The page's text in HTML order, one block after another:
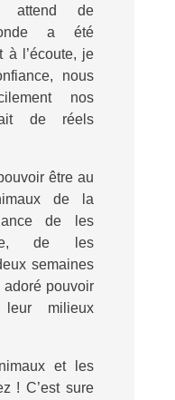
attend de
a été
à l’écoute, je
nous
nos
de réels
être au
de la
de les
de les
semaines
pouvoir
milieux
et les
! C’est sure